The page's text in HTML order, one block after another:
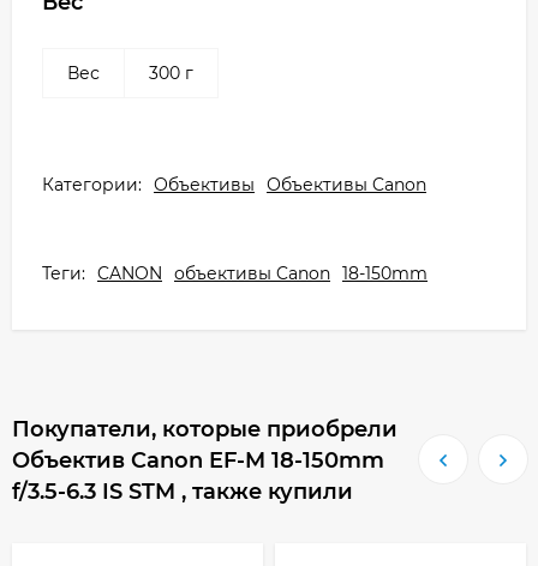
Вес 300 г
Категории: Объективы Объективы Canon
Теги: CANON объективы Canon 18-150mm
Покупатели, которые приобрели
Объектив Canon EF-M 18-150mm
f/3.5-6.3 IS STM , также купили